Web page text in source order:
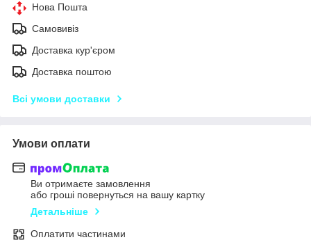
Нова Пошта
Самовивіз
Доставка кур'єром
Доставка поштою
Всі умови доставки
Умови оплати
Ви отримаєте замовлення
або гроші повернуться на вашу картку
Детальніше
Оплатити частинами